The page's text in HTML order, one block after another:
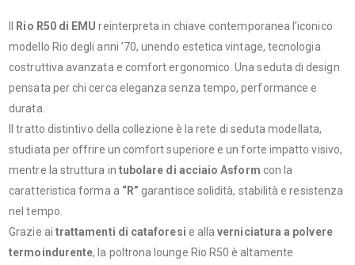
Rio R50 di EMU reinterpreta in chiave contemporanea l’iconico
modello Rio degli anni ’70, unendo estetica vintage, tecnologia
costruttiva avanzata e comfort ergonomico. Una seduta di design
pensata per chi cerca eleganza senza tempo, performance e
durata.
Il tratto distintivo della collezione è la rete di seduta modellata,
studiata per offrire un comfort superiore e un forte impatto visivo,
mentre la struttura in tubolare di acciaio Asform con la
caratteristica forma a “R” garantisce solidità, stabilità e resistenza
nel tempo.
Grazie ai trattamenti di cataforesi e allaverniciatura a polvere
termoindurente, la poltrona lounge Rio R50 è altamente